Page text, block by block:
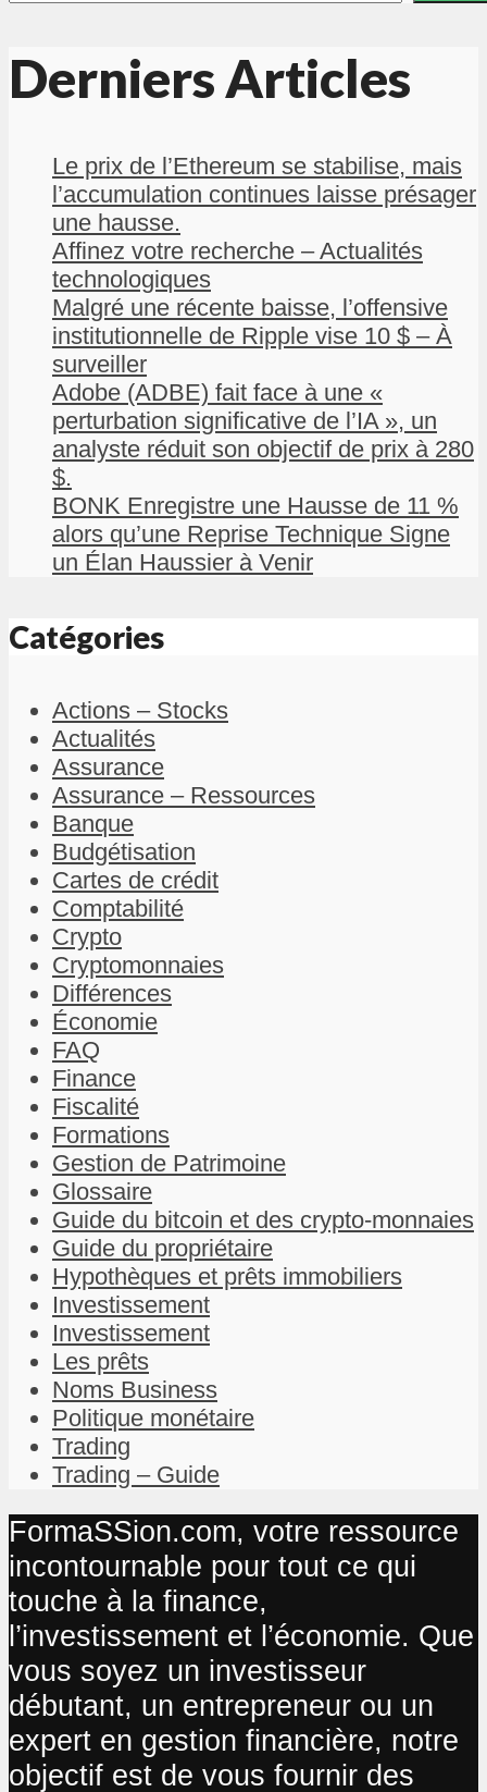
Derniers Articles
Le prix de l’Ethereum se stabilise, mais
l’accumulation continues laisse présager
une hausse.
Affinez votre recherche – Actualités
technologiques
Malgré une récente baisse, l’offensive
institutionnelle de Ripple vise 10 $ – À
surveiller
Adobe (ADBE) fait face à une «
perturbation significative de l’IA », un
analyste réduit son objectif de prix à 280
$.
BONK Enregistre une Hausse de 11 %
alors qu’une Reprise Technique Signe
un Élan Haussier à Venir
Catégories
Actions – Stocks
Actualités
Assurance
Assurance – Ressources
Banque
Budgétisation
Cartes de crédit
Comptabilité
Crypto
Cryptomonnaies
Différences
Économie
FAQ
Finance
Fiscalité
Formations
Gestion de Patrimoine
Glossaire
Guide du bitcoin et des crypto-monnaies
Guide du propriétaire
Hypothèques et prêts immobiliers
Investissement
Investissement
Les prêts
Noms Business
Politique monétaire
Trading
Trading – Guide
FormaSSion.com, votre ressource
incontournable pour tout ce qui
touche à la finance,
l’investissement et l’économie. Que
vous soyez un investisseur
débutant, un entrepreneur ou un
expert en gestion financière, notre
objectif est de vous fournir des